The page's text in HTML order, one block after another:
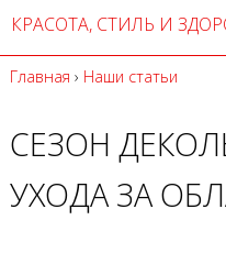
КРАСОТА, СТИЛЬ И
Главная › Наши статьи
СЕЗОН
УХОДА ЗА